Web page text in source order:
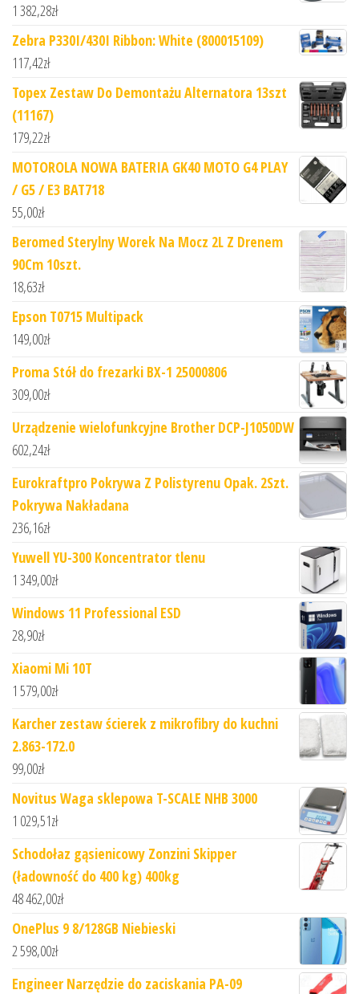
1 382,28zł
Zebra P330I/430I Ribbon: White (800015109)
117,42zł
Topex Zestaw Do Demontażu Alternatora 13szt
(11167)
179,22zł
MOTOROLA NOWA BATERIA GK40 MOTO G4 PLAY
/ G5 / E3 BAT718
55,00zł
Beromed Sterylny Worek Na Mocz 2L Z Drenem
90Cm 10szt.
18,63zł
Epson T0715 Multipack
149,00zł
Proma Stół do frezarki BX-1 25000806
309,00zł
Urządzenie wielofunkcyjne Brother DCP-J1050DW
602,24zł
Eurokraftpro Pokrywa Z Polistyrenu Opak. 2Szt.
Pokrywa Nakładana
236,16zł
Yuwell YU-300 Koncentrator tlenu
1 349,00zł
Windows 11 Professional ESD
28,90zł
Xiaomi Mi 10T
1 579,00zł
Karcher zestaw ścierek z mikrofibry do kuchni
2.863-172.0
99,00zł
Novitus Waga sklepowa T-SCALE NHB 3000
1 029,51zł
Schodołaz gąsienicowy Zonzini Skipper
(ładowność do 400 kg) 400kg
48 462,00zł
OnePlus 9 8/128GB Niebieski
2 598,00zł
Engineer Narzędzie do zaciskania PA-09